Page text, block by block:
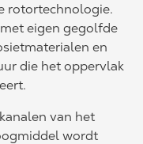
rotortechnologie.
eigen gegolfde
en
die het oppervlak
van het
wordt